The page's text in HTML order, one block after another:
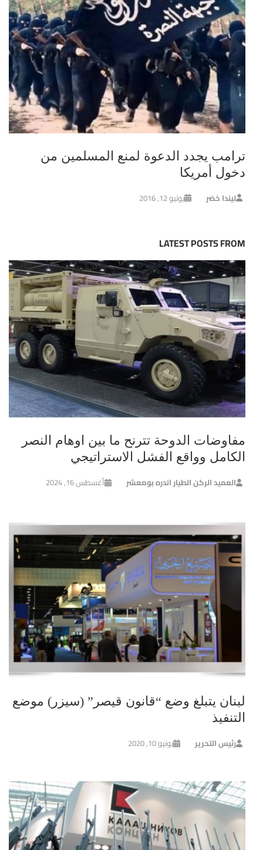
ترامب يجدد الدعوة لمنع المسلمين من
دخول أمريكا
ليندا خضر يونيو 12, 2016
LATEST POSTS FROM
مفاوضات الدوحة تترنح ما بين اوهام النصر
الكامل وواقع الفشل الاستراتيجي
العميد الركن الطيار اندره بومعشر أغسطس 16, 2024
لبنان يتبلغ وضع “قانون قيصر” (سيزر) موضع
التنفيذ
رئيس التحرير يونيو 10, 2020